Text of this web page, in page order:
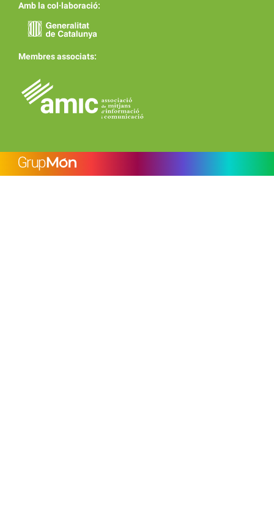
Amb la col·laboració:
Membres associats: